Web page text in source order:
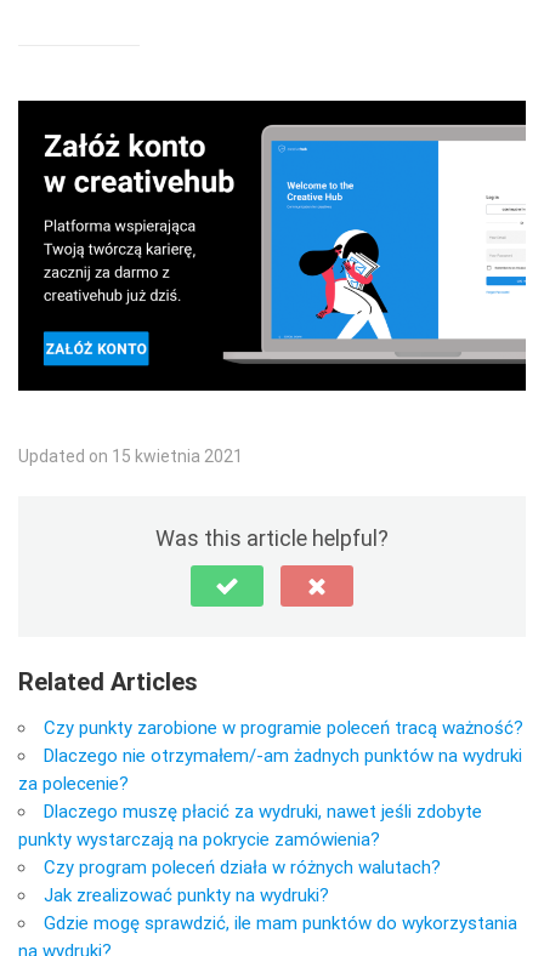
Updated on 15 kwietnia 2021
Was this article helpful?
Related Articles
Czy punkty zarobione w programie poleceń tracą ważność?
Dlaczego nie otrzymałem/-am żadnych punktów na wydruki
za polecenie?
Dlaczego muszę płacić za wydruki, nawet jeśli zdobyte
punkty wystarczają na pokrycie zamówienia?
Czy program poleceń działa w różnych walutach?
Jak zrealizować punkty na wydruki?
Gdzie mogę sprawdzić, ile mam punktów do wykorzystania
na wydruki?